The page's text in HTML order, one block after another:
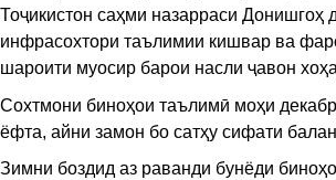
Тоҷикистон саҳми назарраси Донишгоҳ
инфрасохтори таълимии кишвар ва
шароити муосир барои насли ҷавон
Сохтмони биноҳои таълимӣ моҳи
ёфта, айни замон бо сатҳу сифати
Зимни боздид аз раванди бунёди